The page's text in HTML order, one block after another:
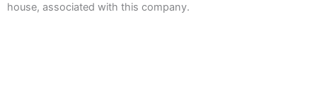
house, associated with this company.